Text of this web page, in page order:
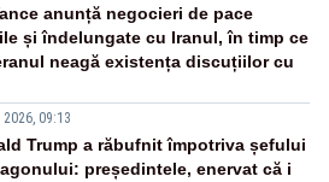
anunță negocieri de pace
și îndelungate cu Iranul, în timp ce
neagă existența discuțiilor cu
09:13
Trump a răbufnit împotriva șefului
președintele, enervat că i